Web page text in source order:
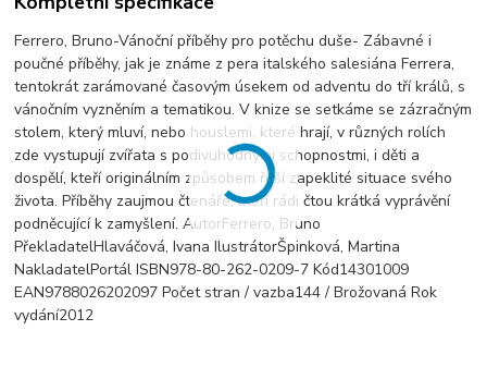
Ferrero, Bruno-Vánoční příběhy pro potěchu duše- Zábavné i
poučné příběhy, jak je známe z pera italského salesiána Ferrera,
tentokrát zarámované časovým úsekem od adventu do tří králů, s
vánočním vyzněním a tematikou. V knize se setkáme se zázračným
stolem, který mluví, nebo houslemi, které hrají, v různých rolích
zde vystupují zvířata s podivuhodnými schopnostmi, i děti a
dospělí, kteří originálním způsobem řeší zapeklité situace svého
života. Příběhy zaujmou čtenáře, kteří rádi čtou krátká vyprávění
podněcující k zamyšlení. AutorFerrero, Bruno
PřekladatelHlaváčová, Ivana IlustrátorŠpinková, Martina
NakladatelPortál ISBN978-80-262-0209-7 Kód14301009
EAN9788026202097 Počet stran / vazba144 / Brožovaná Rok
vydání2012